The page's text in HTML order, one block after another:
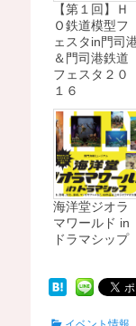
【第１回】Ｈ
Ｏ鉄道模型フ
ェスタin門司
＆門司港鉄道
フェスタ２０
１６
海洋堂ジオラ
マワールド in
ドラマシップ
C